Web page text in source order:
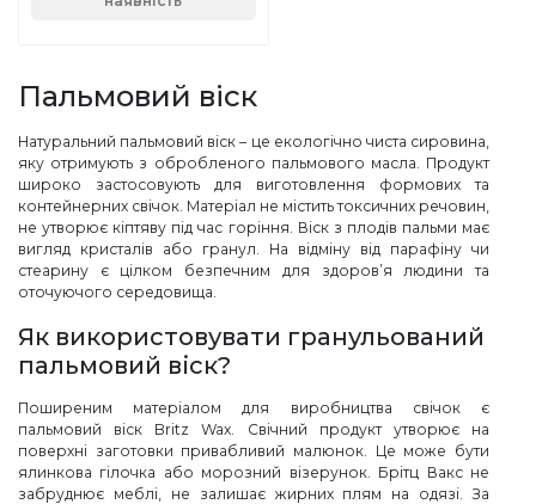
Пальмовий віск
Натуральний пальмовий віск – це екологічно чиста сировина,
яку отримують з обробленого пальмового масла. Продукт
широко застосовують для виготовлення формових та
контейнерних свічок. Матеріал не містить токсичних речовин,
не утворює кіптяву під час горіння. Віск з плодів пальми має
вигляд кристалів або гранул. На відміну від парафіну чи
стеарину є цілком безпечним для здоров’я людини та
оточуючого середовища.
Як використовувати гранульований
пальмовий віск?
Поширеним матеріалом для виробництва свічок є
пальмовий віск Britz Wax. Свічний продукт утворює на
поверхні заготовки привабливий малюнок. Це може бути
ялинкова гілочка або морозний візерунок. Брітц Вакс не
забруднює меблі, не залишає жирних плям на одязі. За